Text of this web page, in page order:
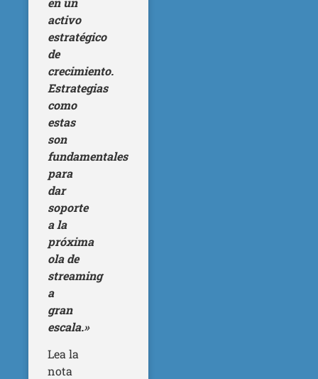
activo
estratégico
de
crecimiento.
Estrategias
como
estas
son
fundamentales
para
dar
soporte
a la
próxima
ola de
streaming
a
gran
escala.»
Lea la
nota